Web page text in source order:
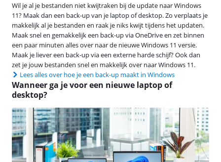
Wil je al je bestanden niet kwijtraken bij de update naar Windows
11? Maak dan een back-up van je laptop of desktop. Zo verplaats je
makkelijk al je bestanden en raak je niks kwijt tijdens het updaten.
Maak snel en gemakkelijk een back-up via OneDrive en zet binnen
een paar minuten alles over naar de nieuwe Windows 11 versie.
Maak je liever een back-up via een externe harde schijf? Ook dan
zet je jouw bestanden snel en makkelijk over naar Windows 11.
Lees alles over hoe je een back-up maakt in Windows
Wanneer ga je voor een nieuwe laptop of
desktop?